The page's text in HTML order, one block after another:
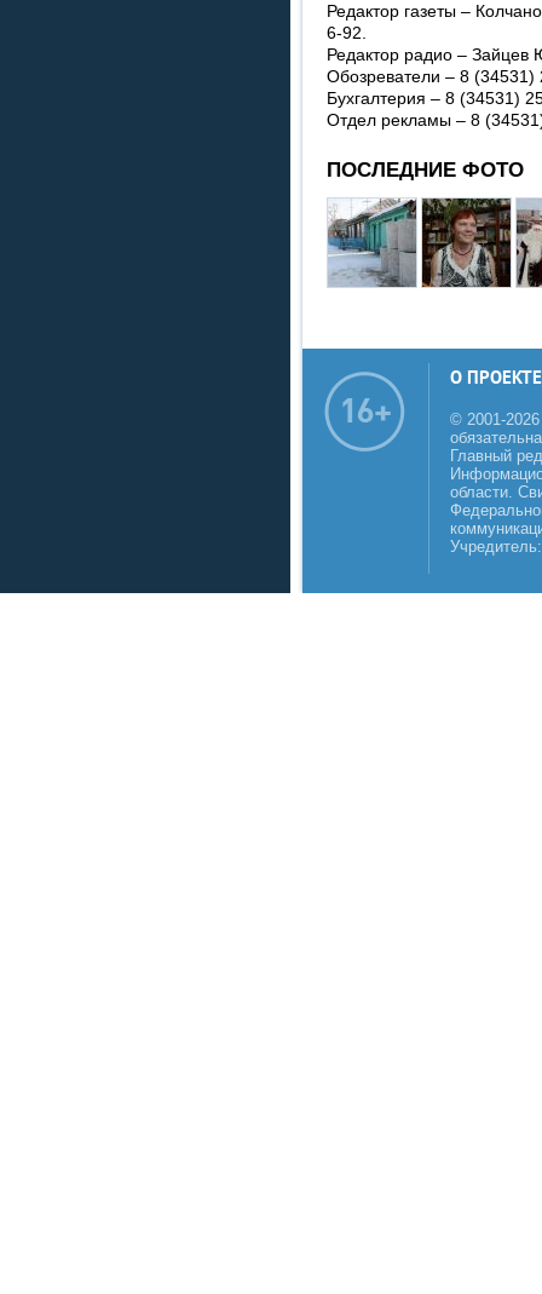
Редактор газеты –
6-92.
Редактор радио –
Обозреватели – 8 (34531)
Бухгалтерия – 8 (34531)
Отдел рекламы – 8
ПОСЛЕДНИЕ ФОТО
О ПРОЕКТЕ
© 2001-
Главный
области.